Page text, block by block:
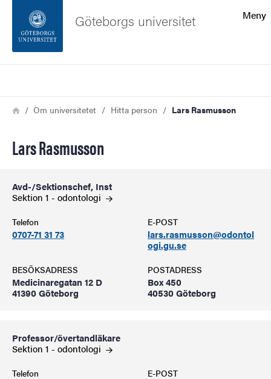
Sidfoten
Meny
Göteborgs universitet
Länkstig
HemOm universitetet Hitta person Lars Rasmusson
Lars Rasmusson
Avd-/Sektionschef, Inst
Sektion 1 - odontologi
Telefon
0707-71 31 73
E-POST
lars.rasmusson@odontol
ogi.gu.se
BESÖKSADRESS
Medicinaregatan 12 D
41390 Göteborg
POSTADRESS
Box 450
40530 Göteborg
Professor/övertandläkare
Sektion 1 - odontologi
Telefon E-POST